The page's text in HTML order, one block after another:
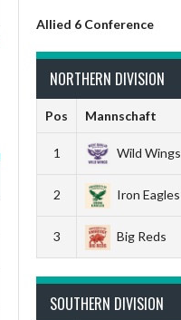
Allied 6 Conference
NORTHERN DIVISION
Pos Mannschaft
1 Wild Wings
2 Iron Eagles
3 Big Reds
SOUTHERN DIVISION